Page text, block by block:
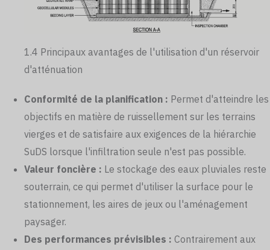
1.4 Principaux avantages de l'utilisation d'un réservoir
d'atténuation
Conformité de la planification : Permet d'atteindre les
objectifs en matière de ruissellement sur les terrains
vierges et de satisfaire aux exigences de la hiérarchie
SuDS lorsque l'infiltration seule n'est pas possible.
Valeur foncière : Le stockage des eaux pluviales reste
souterrain, ce qui permet d'utiliser la surface pour le
stationnement, les aires de jeux ou l'aménagement
paysager.
Des performances prévisibles : Contrairement aux